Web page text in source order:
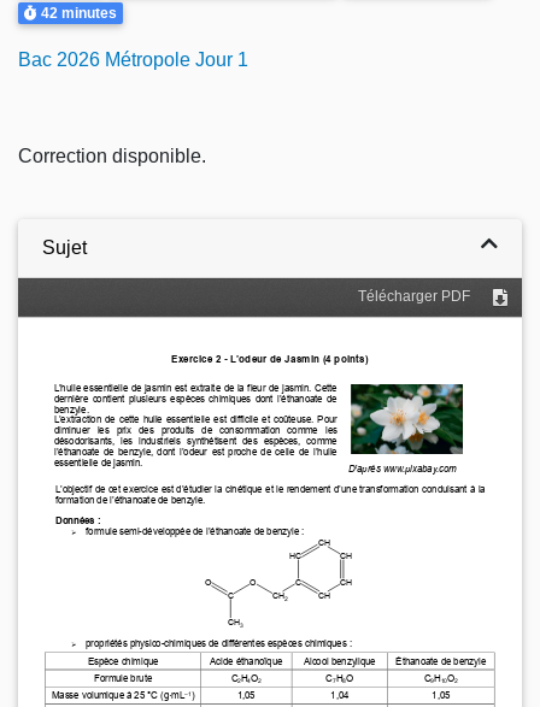
Durée
42 minutes
Bac 2026 Métropole Jour 1
Correction disponible.
Sujet